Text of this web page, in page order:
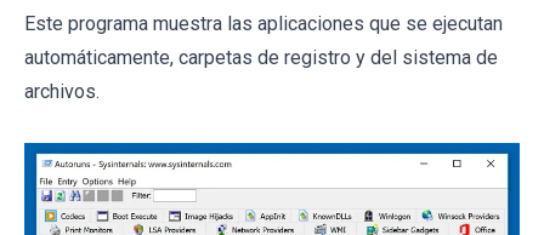
Este programa muestra las aplicaciones que se ejecutan
automáticamente, carpetas de registro y del sistema de
archivos.